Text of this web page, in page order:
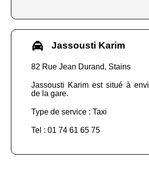
Jassousti Karim
82 Rue Jean Durand, Stains
Jassousti Karim est situé à
de la gare.
Type de service : Taxi
Tel : 01 74 61 65 75